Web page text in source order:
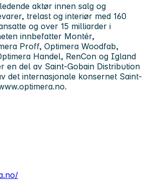
aktør innen salg og
trelast og interiør med 160
og over 15 milliarder i
innbefatter Montér,
Proff, Optimera Woodfab,
Handel, RenCon og Igland
en del av Saint-Gobain Distribution
det internasjonale konsernet Saint-